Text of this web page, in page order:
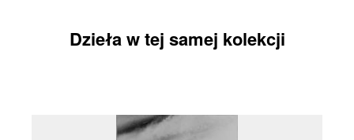
Dzieła w tej samej kolekcji